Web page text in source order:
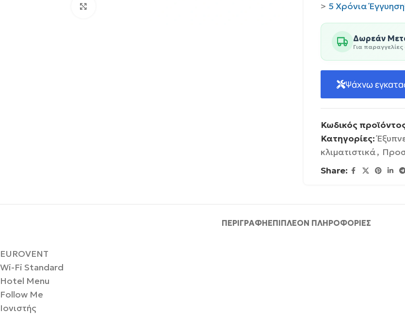
> 5 Χρόνια
Δωρεάν
Για
Ψάχνω
Κωδικός
Κατηγορίες:
κλιματιστικά,
Share:
ΠΕΡΙΓΡΑΦΉΕΠΙΠΛΈΟΝ ΠΛΗΡΟΦΟΡΊΕΣ
EUROVENT
Wi-Fi Standard
Hotel Menu
Follow Me
Ιονιστής